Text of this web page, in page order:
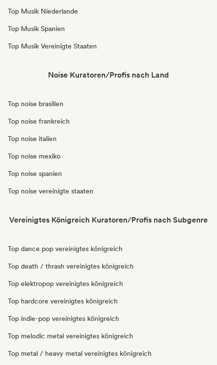
Top Musik Niederlande
Top Musik Spanien
Top Musik Vereinigte Staaten
Noise Kuratoren/Profis nach Land
Top noise brasilien
Top noise frankreich
Top noise italien
Top noise mexiko
Top noise spanien
Top noise vereinigte staaten
Vereinigtes Königreich Kuratoren/Profis nach Subgenre
Top dance pop vereinigtes königreich
Top death / thrash vereinigtes königreich
Top elektropop vereinigtes königreich
Top hardcore vereinigtes königreich
Top indie-pop vereinigtes königreich
Top melodic metal vereinigtes königreich
Top metal / heavy metal vereinigtes königreich